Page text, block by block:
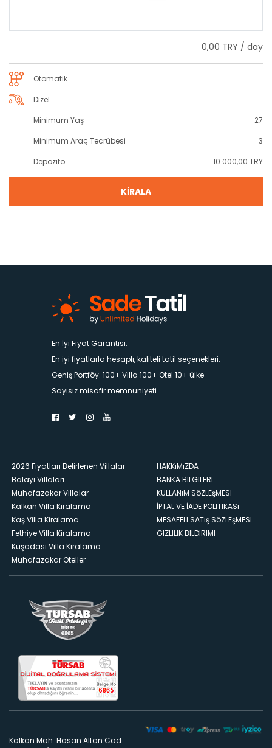
0,00 TRY / day
Otomatik
Dizel
Minimum Yaş
27
Minimum Araç Tecrübesi
3
Depozito
10.000,00 TRY
KİRALA
En İyi Fiyat Garantisi.
En iyi fiyatlarla hesaplı, kaliteli tatil seçenekleri.
Geniş Portföy. 100+ Villa 100+ Otel 10+ ülke
Sayısız misafir memnuniyeti
2026 Fiyatları Belirlenen Villalar
Balayı Villaları
Muhafazakar Villalar
Kalkan Villa Kiralama
Kaş Villa Kiralama
Fethiye Villa Kiralama
Kuşadası Villa Kiralama
Muhafazakar Oteller
HAKKıMıZDA
BANKA BILGILERI
KULLANıM SöZLEşMESI
İPTAL VE İADE POLITIKASı
MESAFELI SATış SöZLEşMESI
GIZLILIK BILDIRIMI
Kalkan Mah. Hasan Altan Cad.